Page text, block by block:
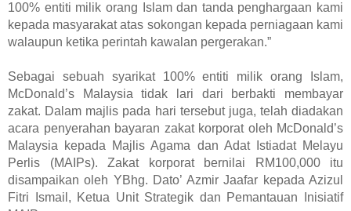
100% entiti milik orang Islam dan tanda penghargaan kami
kepada masyarakat atas sokongan kepada perniagaan kami
walaupun ketika perintah kawalan pergerakan.”
Sebagai sebuah syarikat 100% entiti milik orang Islam,
McDonald’s Malaysia tidak lari dari berbakti membayar
zakat. Dalam majlis pada hari tersebut juga, telah diadakan
acara penyerahan bayaran zakat korporat oleh McDonald’s
Malaysia kepada Majlis Agama dan Adat Istiadat Melayu
Perlis (MAIPs). Zakat korporat bernilai RM100,000 itu
disampaikan oleh YBhg. Dato’ Azmir Jaafar kepada Azizul
Fitri Ismail, Ketua Unit Strategik dan Pemantauan Inisiatif